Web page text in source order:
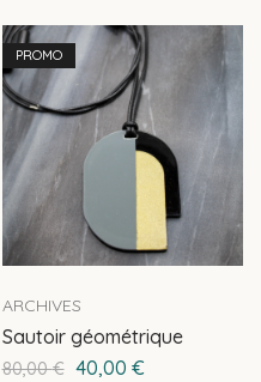
PROMO
ARCHIVES
Sautoir géométrique
80,00€ 40,00 €